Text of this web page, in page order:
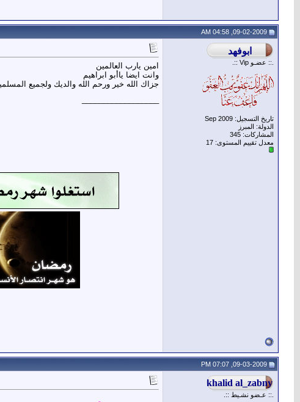
.:: عضـو Vip ::.
تاريخ التسجيل: Sep 2009
الدولة: المبرز
المشاركات: 345
معدل تقييم المستوى: 17
امين يارب العالمين
وانت ايضا ياأبو ابراهيم
جزاك الله خير ورحم الله والديك ولجميع
.:: عـضو نشـيط ::.